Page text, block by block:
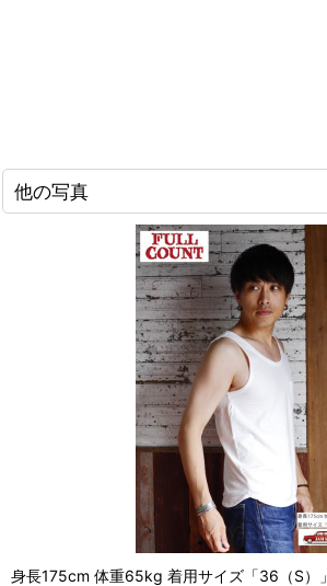
他の写真
身長175cm 体重65kg 着用サイズ「36（S）」